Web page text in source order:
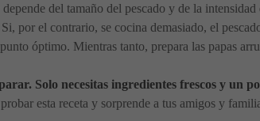
del tamaño del pescado y de la
por el contrario, se cocina demasiado, el
óptimo. Mientras tanto, prepara las papas
Solo necesitas ingredientes frescos y un
esta receta y sorprende a tus amigos y